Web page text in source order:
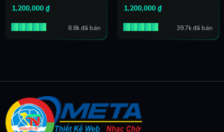
1,200,000 ₫
8.8k đã bán
1,200,000 ₫
39.7k đã bán